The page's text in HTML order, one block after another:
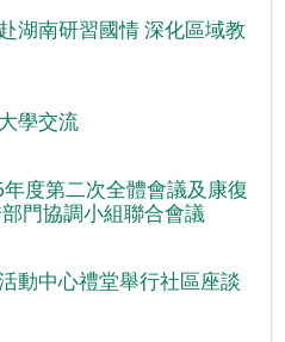
湖南研習國情 深化區域教
學交流
度第二次全體會議及康復
門協調小組聯合會議
動中心禮堂舉行社區座談